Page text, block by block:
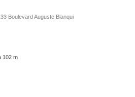
Boulevard Auguste Blanqui
102 m